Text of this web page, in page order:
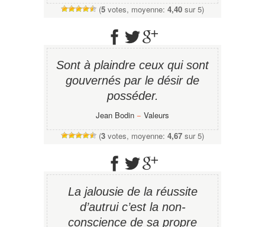
(5 votes, moyenne: 4,40 sur 5)
Sont à plaindre ceux qui sont
gouvernés par le désir de
posséder.
Jean Bodin − Valeurs
(3 votes, moyenne: 4,67 sur 5)
La jalousie de la réussite
d’autrui c’est la non-
conscience de sa propre